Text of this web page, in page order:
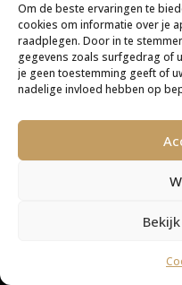
Om de beste ervaringen te
cookies om informatie over je
raadplegen. Door in te
gegevens zoals surfgedrag of
je geen toestemming geeft of
nadelige invloed hebben op